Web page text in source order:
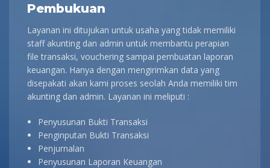
Pembukuan
Layanan ini ditujukan untuk usaha yang tidak memiliki
staff akunting dan admin untuk membantu perapian
file transaksi, vouchering sampai pembuatan laporan
keuangan. Hanya dengan mengirimkan data yang
disepakati akan kami proses seolah Anda memiliki tim
akunting dan admin. Layanan ini meliputi :
Penyusunan Bukti Transaksi
Penginputan Bukti Transaksi
Penjurnalan
Penyusunan Laporan Keuangan